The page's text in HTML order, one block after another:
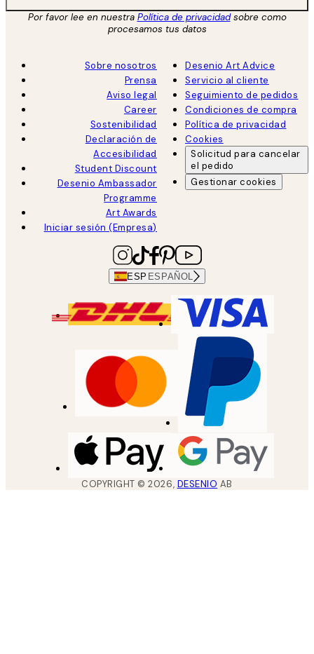
Por favor lee en nuestra Política de privacidadsobre como
procesamos tus datos
Sobre nosotros
Prensa
Aviso legal
Career
Sostenibilidad
Declaración de
Accesibilidad
Student Discount
Desenio Ambassador
Programme
Art Awards
Iniciar sesión (Empresa)
Desenio Art Advice
Servicio al cliente
Seguimiento de pedidos
Condiciones de compra
Política de privacidad
Cookies
Solicitud para cancelar
el pedido
Gestionar cookies
ESP ESPAÑOL
COPYRIGHT ©2026, DESENIO AB